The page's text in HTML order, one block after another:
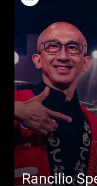
Rancilio
Plus de